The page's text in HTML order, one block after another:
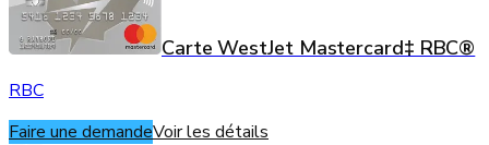
Carte WestJet Mastercard‡ RBC®
RBC
Faire une demandeVoir les détails